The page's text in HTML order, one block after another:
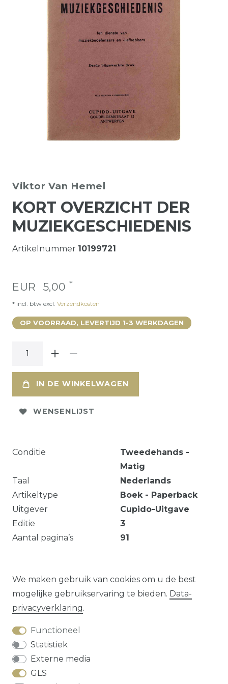
Viktor Van Hemel
KORT OVERZICHT DER
MUZIEKGESCHIEDENIS
Artikelnummer 10199721
EUR 5,00 *
* incl. btw excl. Verzendkosten
OP VOORRAAD, LEVERTIJD 1-3 WERKDAGEN
IN DE WINKELWAGEN
WENSENLIJST
Conditie
Tweedehands -
Matig
Taal
Nederlands
Artikeltype
Boek - Paperback
Uitgever
Cupido-Uitgave
Editie
3
Aantal pagina’s
91
Verkleuring.
Vraag over dit artikel?
We maken gebruik van cookies om u de best
mogelijke gebruikservaring te bieden. Data­
privacy­verklaring.
Functioneel
Statistiek
Externe media
GLS